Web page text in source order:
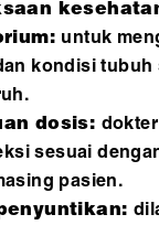
untuk
kondisi tubuh
dosis:
sesuai
pasien.